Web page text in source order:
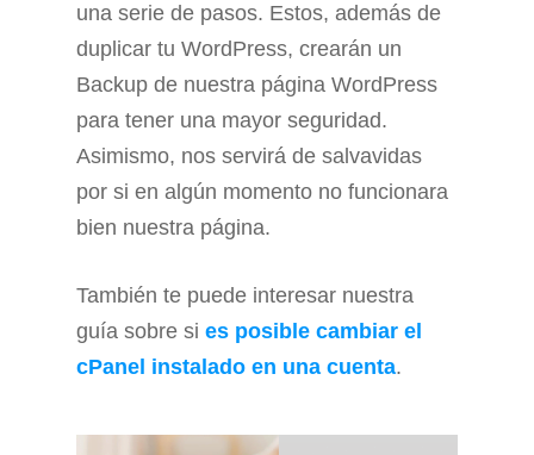
una serie de pasos. Estos, además de
duplicar tu WordPress, crearán un
Backup de nuestra página WordPress
para tener una mayor seguridad.
Asimismo, nos servirá de salvavidas
por si en algún momento no funcionara
bien nuestra página.
También te puede interesar nuestra
guía sobre si es posible cambiar el
cPanel instalado en una cuenta.